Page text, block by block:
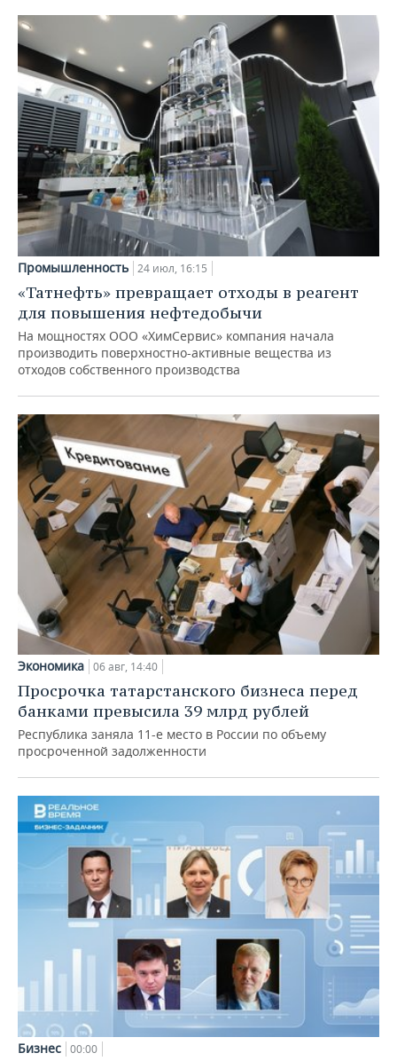
Промышленность 24 июл, 16:15
«Татнефть» превращает отходы в реагент
для повышения нефтедобычи
На мощностях ООО «ХимСервис» компания начала
производить поверхностно-активные вещества из
отходов собственного производства
Экономика 06 авг, 14:40
Просрочка татарстанского бизнеса перед
банками превысила 39 млрд рублей
Республика заняла 11-е место в России по объему
просроченной задолженности
Бизнес 00:00